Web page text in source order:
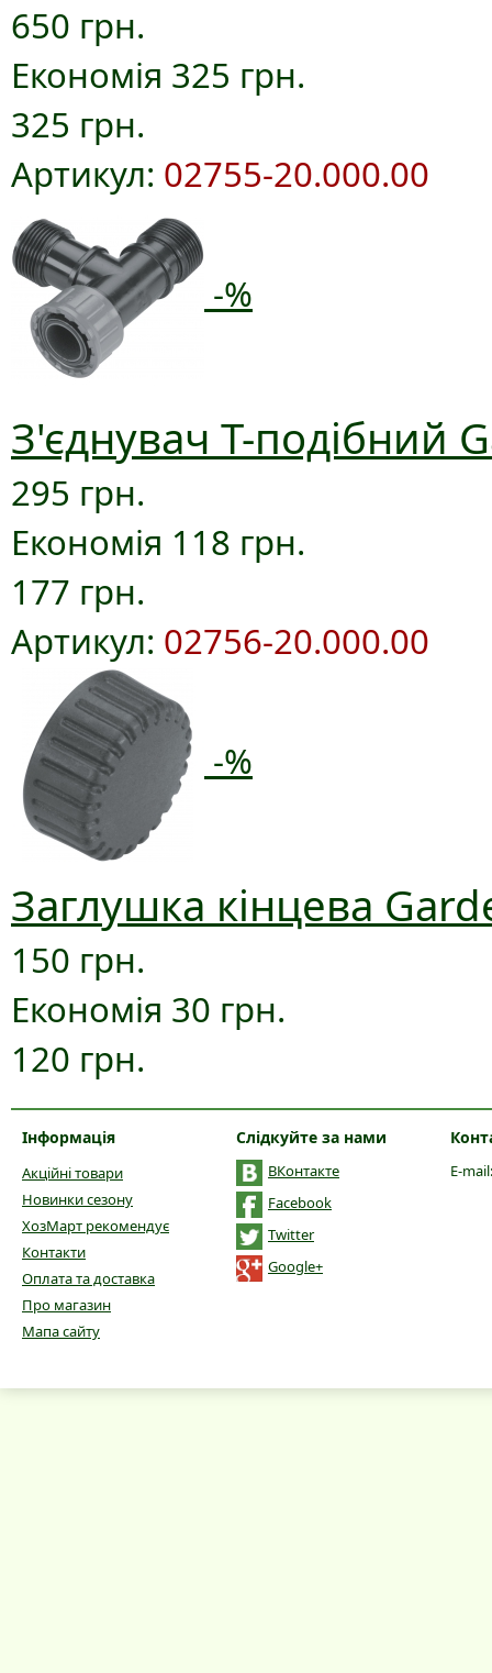
650 грн.
Економія 325 грн.
325 грн.
Артикул: 02755-20.000.00
-%
З'єднувач T-подібний
295 грн.
Економія 118 грн.
177 грн.
Артикул: 02756-20.000.00
-%
Заглушка кінцева
150 грн.
Економія 30 грн.
120 грн.
Інформація
Акційні товари
Новинки сезону
ХозМарт рекомендує
Контакти
Оплата та доставка
Про магазин
Мапа сайту
Слідкуйте за нами
ВКонтакте
Facebook
Twitter
Google+
E-